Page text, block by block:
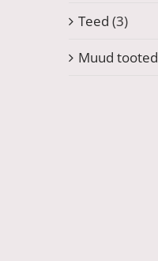
Teed (3)
Muud tooted